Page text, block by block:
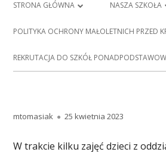
Menu
główne
STRONA GŁÓWNA
PLAN LEKCJI
DZIENNIK ELEKTRONICZNY E-
NASZA SZKOŁA
HISTORIA
BARCICACH
POLITYKA OCHRONY MAŁOLETNICH PRZED
REKRUTACJA DO SZKÓŁ
Autor
mtomasiak Opublikowano
25 kwietnia 2023
W trakcie kilku zajęć dzieci z